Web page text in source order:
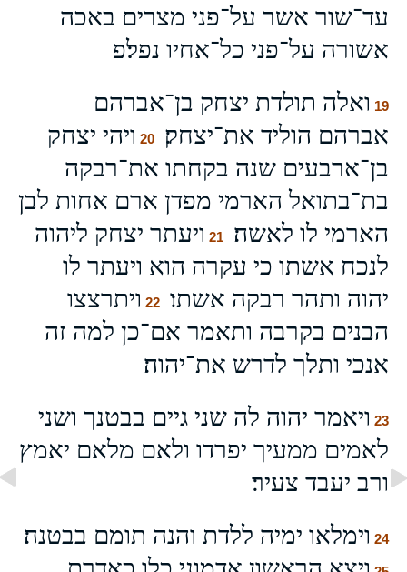
עד־שור אשר על־פני מצרים באכה
אשורה על־פני כל־אחיו נפל׃פ
19 ואלה תולדת יצחק בן־אברהם
אברהם הוליד את־יצחק׃
20 ויהי יצחק
בן־ארבעים שנה בקחתו את־רבקה
בת־בתואל הארמי מפדן ארם אחות לבן
הארמי לו לאשה׃
21 ויעתר יצחק ליהוה
לנכח אשתו כי עקרה הוא ויעתר לו
יהוה ותהר רבקה אשתו׃
22 ויתרצצו
הבנים בקרבה ותאמר אם־כן למה זה
אנכי ותלך לדרש את־יהוה׃
23 ויאמר יהוה לה שני גיים בבטנך ושני
לאמים ממעיך יפרדו ולאם מלאם יאמץ
ורב יעבד צעיר׃
24 וימלאו ימיה ללדת והנה תומם בבטנה׃